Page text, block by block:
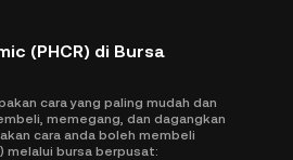
(PHCR) di Bursa
cara yang paling mudah dan
memegang, dan dagangkan
cara anda boleh membeli
melalui bursa berpusat: